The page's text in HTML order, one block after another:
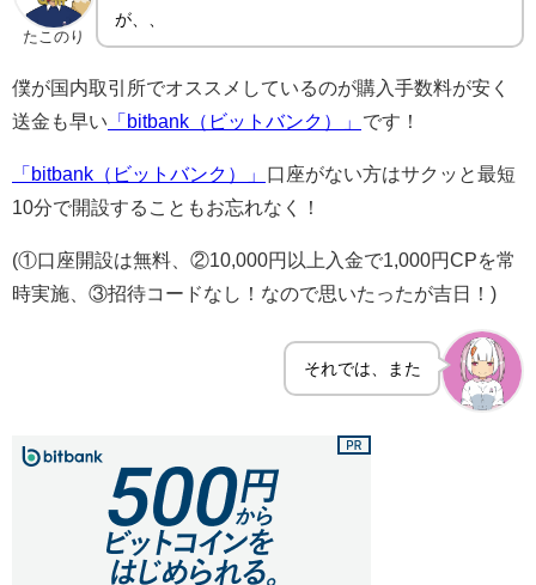
たこのり
が、、
僕が国内取引所でオススメしているのが購入手数料が安く
送金も早い 「bitbank（ビットバンク）」 です！
「bitbank（ビットバンク）」
口座がない方はサクッと最短
10分で開設することもお忘れなく！
(①口座開設は無料、②10,000円以上入金で1,000円CPを常
時実施、③招待コードなし！なので思いたったが吉日！)
それでは、また